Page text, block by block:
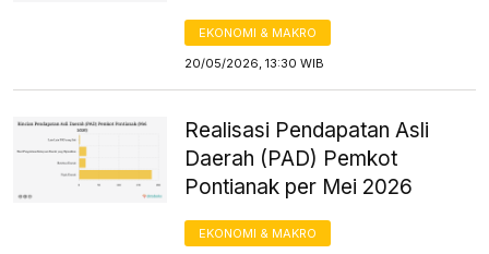
EKONOMI & MAKRO
20/05/2026, 13:30 WIB
Realisasi Pendapatan Asli
Daerah (PAD) Pemkot
Pontianak per Mei 2026
EKONOMI & MAKRO